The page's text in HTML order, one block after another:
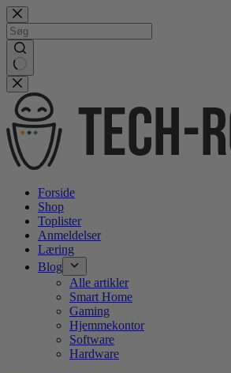
Gå
videre
til
indhold
No
results
Forside
Shop
Toplister
Anmeldelser
Læring
Blog
Alle artikler
Smart Home
Gaming
Hjemmekontor
Software
Hardware